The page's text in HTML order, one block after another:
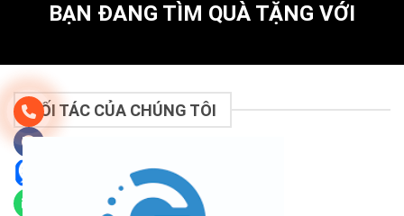
BẠN ĐANG TÌM QUÀ TẶNG VỚI
ĐỐI TÁC CỦA CHÚNG TÔI